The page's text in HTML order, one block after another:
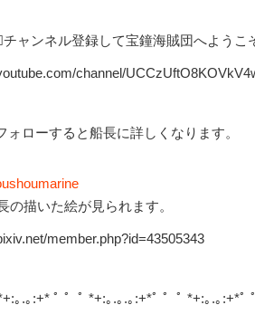
チャンネル登録して宝鐘海賊団へようこ
channel/
ォローすると船長に詳しくなります。
の描いた絵が見られます。
member.php?id=43505343
｡.｡:+* ﾟ ゜ﾟ *+:｡.｡.｡:+*ﾟ ゜ﾟ *+:｡.｡:+*ﾟ